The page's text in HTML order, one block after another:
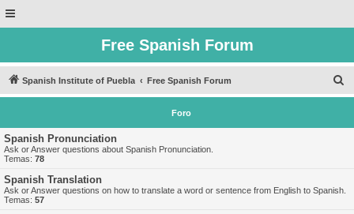
Free Spanish Forum
Spanish Institute of Puebla Free Spanish Forum
u
Foro
Spanish Pronunciation
Ask or Answer questions about Spanish Pronunciation.
Temas: 78
Spanish Translation
Ask or Answer questions on how to translate a word or sentence from English to Spanish.
Temas: 57